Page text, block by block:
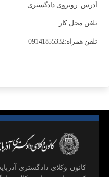
آدرس: روبروی دادگستری
تلفن محل کار:
تلفن همراه:09141855332
كانون وكلای دادگستری